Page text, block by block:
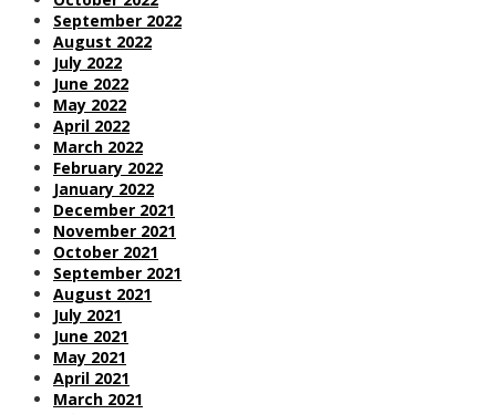
September 2022
August 2022
July 2022
June 2022
May 2022
April 2022
March 2022
February 2022
January 2022
December 2021
November 2021
October 2021
September 2021
August 2021
July 2021
June 2021
May 2021
April 2021
March 2021